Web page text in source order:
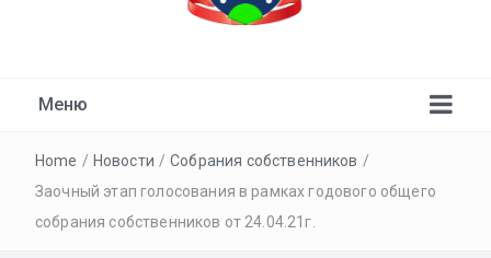
Меню
Home / Новости / Собрания собственников /
Заочный этап голосования в рамках годового общего
собрания собственников от 24.04.21г.